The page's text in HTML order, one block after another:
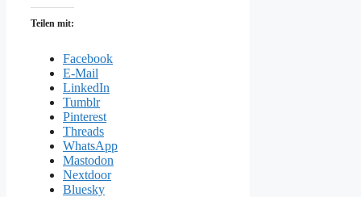
Teilen mit:
Facebook
E-Mail
LinkedIn
Tumblr
Pinterest
Threads
WhatsApp
Mastodon
Nextdoor
Bluesky